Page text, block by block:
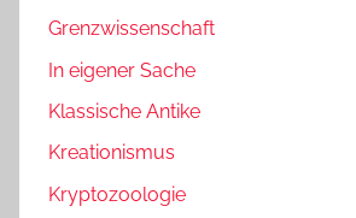
Grenzwissenschaft
In eigener Sache
Klassische Antike
Kreationismus
Kryptozoologie